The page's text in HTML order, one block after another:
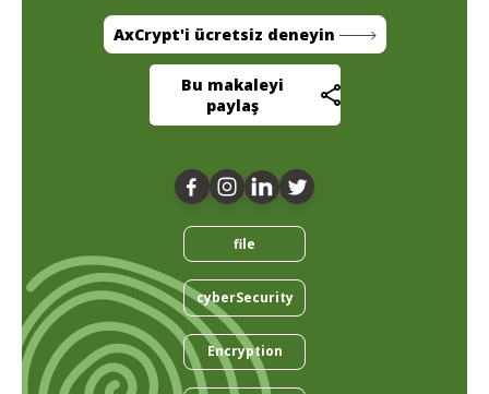
AxCrypt'i ücretsiz deneyin
Bu makaleyi
paylaş
file
cyberSecurity
Encryption